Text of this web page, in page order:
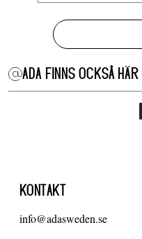
ADA FINNS OCKSÅ HÄR
KONTAKT
info@adasweden.se